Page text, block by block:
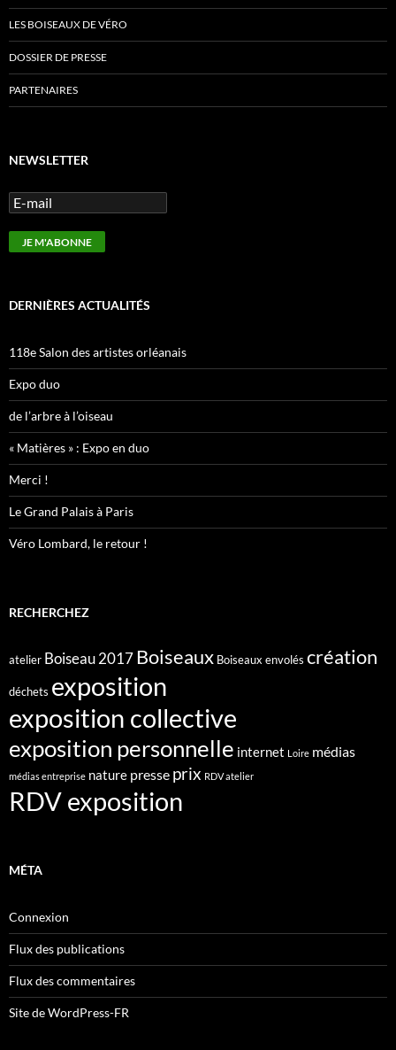
LES BOISEAUX DE VÉRO
DOSSIER DE PRESSE
PARTENAIRES
NEWSLETTER
DERNIÈRES ACTUALITÉS
118e Salon des artistes orléanais
Expo duo
de l’arbre à l’oiseau
« Matières » : Expo en duo
Merci !
Le Grand Palais à Paris
Véro Lombard, le retour !
RECHERCHEZ
atelier Boiseau 2017Boiseaux Boiseaux envolés création
déchets exposition
exposition collective
exposition personnelle internet Loire médias
médias entreprise nature presse prix RDV atelier
RDV exposition
MÉTA
Connexion
Flux des publications
Flux des commentaires
Site de WordPress-FR